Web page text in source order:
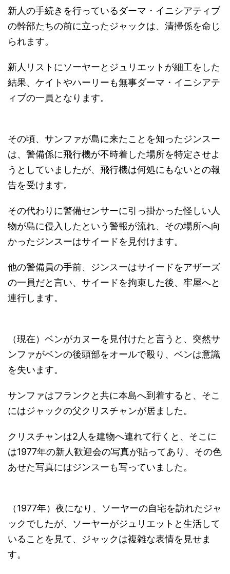
新人の手続きを行っているダーマ・イニシアティブ
の幹部たちの前に立ったジャックは、清掃係を命じ
られます。
新人リストにソーヤーとジュリエットが細工をした
結果、ケイトやハーリーも無事ダーマ・イニシアテ
ィブの一員となります。
その頃、サンファが島に来たことを知ったジンスー
は、警備係に飛行機が不時着した場所を特定させよ
うとしていましたが、飛行機は何処にもないとの報
告を受けます。
その代わりに警備センサーに引っ掛かった怪しい人
物が島に侵入したという警報が流れ、その場所へ向
かったジンスーはサイードを見付けます。
他の警備員の手前、ジンスーはサイードをアザーズ
の一員だと言い、サイードを拘束した後、牢屋へと
連行します。
（現在）ベンがカヌーを見付けたと言うと、突然サ
ンファがベンの後頭部をオールで殴り、ベンは意識
を失います。
サンファはフランクと共に本島へ到着すると、そこ
にはジャックの父クリスチャンが居ました。
クリスチャンは2人を建物へ連れて行くと、そこに
は1977年の新人歓迎会の写真が貼ってあり、その色
あせた写真にはジンスーも写っていました。
（1977年）夜になり、ソーヤーの自宅を訪れたジャ
ックでしたが、ソーヤーがジュリエットと生活して
いることを見て、ジャックは複雑な表情を見せま
す。